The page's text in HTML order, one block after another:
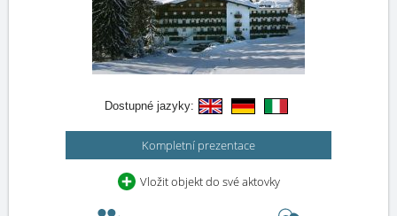
Dostupné jazyky:
Kompletní prezentace
Vložit objekt do své aktovky